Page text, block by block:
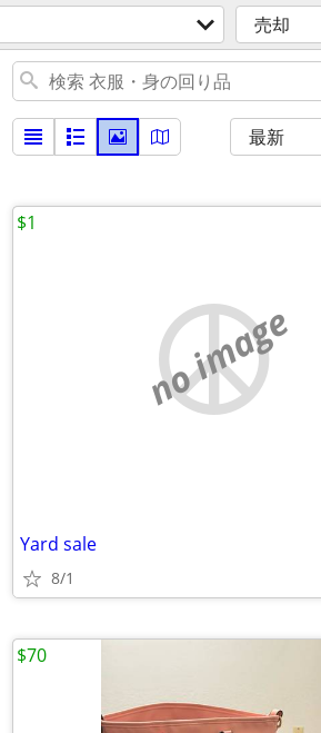
売却
最新
no image
Yard sale
8/1
$1
$70